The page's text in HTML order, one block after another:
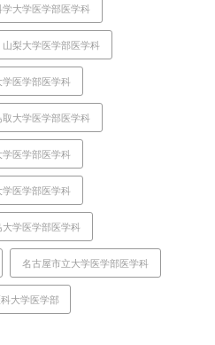
学大学医学部医学科
山梨大学医学部医学科
学医学部医学科
取大学医学部医学科
学医学部医学科
学医学部医学科
大学医学部医学科
名古屋市立大学医学部医学科
大学医学部